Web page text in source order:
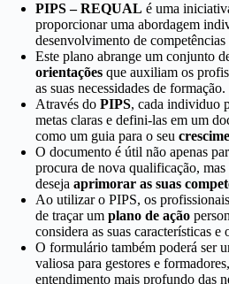
PIPS – REQUAL é uma
proporcionar uma abordagem
desenvolvimento de
Este plano abrange um conjunto
orientações que auxiliam os
as suas necessidades de formação.
Através do PIPS, cada individuo
metas claras e defini-las em um
como um guia para o seu
O documento é útil não apenas
procura de nova qualificação,
deseja aprimorar as suas
Ao utilizar o PIPS, os
de traçar um plano de ação
considera as suas características
O formulário também poderá ser
valiosa para gestores e
entendimento mais profundo das